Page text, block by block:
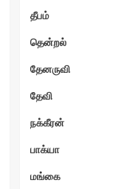
தீபம்
தென்றல்
தேனருவி
தேவி
நக்கீரன்
பாக்யா
மங்கை